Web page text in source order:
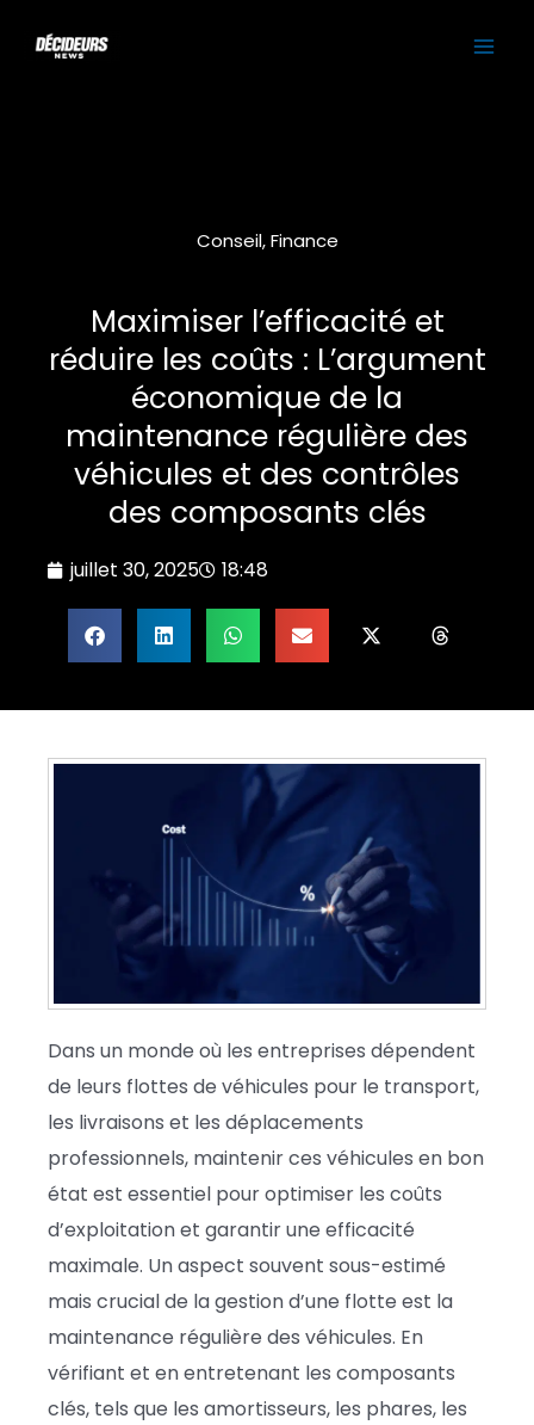
Conseil,Finance
Maximiser l’efficacité et
réduire les coûts : L’argument
économique de la
maintenance régulière des
véhicules et des contrôles
des composants clés
juillet 30, 2025 18:48
Dans un monde où les entreprises dépendent
de leurs flottes de véhicules pour le transport,
les livraisons et les déplacements
professionnels, maintenir ces véhicules en bon
état est essentiel pour optimiser les coûts
d’exploitation et garantir une efficacité
maximale. Un aspect souvent sous-estimé
mais crucial de la gestion d’une flotte est la
maintenance régulière des véhicules. En
vérifiant et en entretenant les composants
clés, tels que les amortisseurs, les phares, les